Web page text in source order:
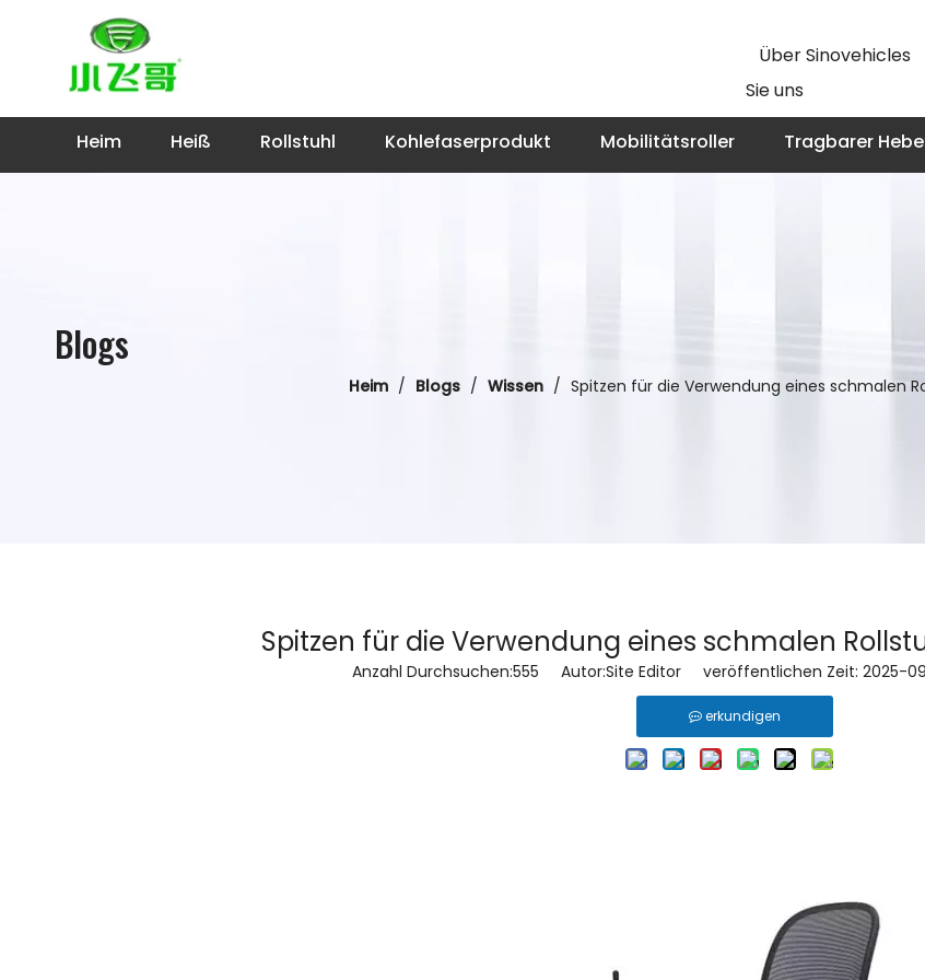
Über Sinovehicles
Sie uns
Heim Heiß Rollstuhl Kohlefaserprodukt Mobilitätsroller Tragbarer
Blogs
Heim / Blogs / Wissen / Spitzen für die Verwendung eines schmalen
Spitzen für die Verwendung eines schmalen
Anzahl Durchsuchen:555 Autor:Site Editor veröffentlichen Zeit: 2025-
erkundigen